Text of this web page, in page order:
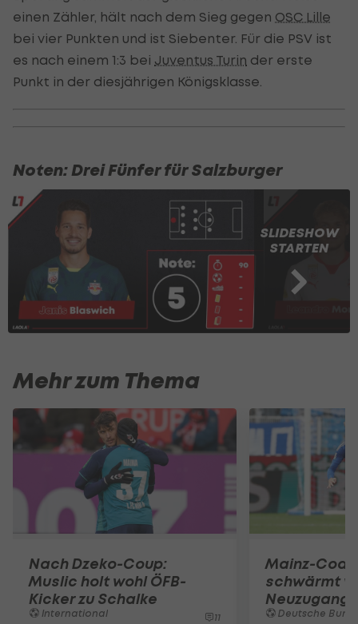
einen Zähler, hält nach dem Sieg gegen OSC Lille
bei vier Punkten und ist Siebenter. Für die PSV ist
es nach einem 1:3 bei Juventus Turin der erste
Punkt in der diesjährigen Königsklasse.
Noten: Drei Fünfer für Salzburger
SLIDESHOW
STARTEN
Mehr zum Thema
Nach Dzeko-Coup:
Muslic holt wohl ÖFB-
Kicker zu Schalke
International 11
Mainz-
schwärmt
Neuzugang
Deutsche